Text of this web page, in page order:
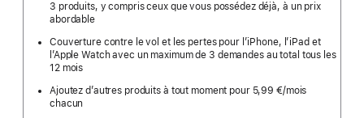
3 produits, y compris ceux que vous possédez déjà, à un prix
abordable
Couverture contre le vol et les pertes pour l’iPhone, l’iPad et
l’Apple Watch avec un maximum de 3 demandes au total tous les
12 mois
Ajoutez d’autres produits à tout moment pour 5,99 €/mois
chacun